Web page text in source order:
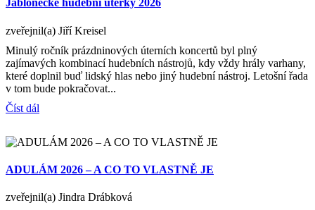
Jablonecké hudební úterky 2026
zveřejnil(a) Jiří Kreisel
Minulý ročník prázdninových úterních koncertů byl plný
zajímavých kombinací hudebních nástrojů, kdy vždy hrály varhany,
které doplnil buď lidský hlas nebo jiný hudební nástroj. Letošní řada
v tom bude pokračovat...
Číst dál
ADULÁM 2026 – A CO TO VLASTNĚ JE
zveřejnil(a) Jindra Drábková